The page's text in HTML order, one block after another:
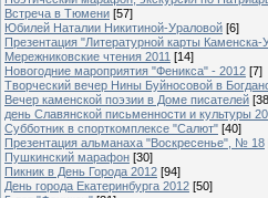
Встреча в Тюмени [57]
Юбилей Наталии Никитиной-Ураловой [6]
Презентация "Литературной карты Каменска-
Мережниковские чтения 2011 [14]
Новогодние мароприятия "Феникса" - 2012 [7]
Творческий вечер Нины Буйносовой в
Вечер каменской поэзии в Доме писателей
день Славянской письменности и культуры
Субботник в спорткомплексе "Салют" [40]
Презентация альманаха "Воскресенье", № 18
Пушкинский марафон [30]
Пикник в День Города 2012 [94]
День города Екатеринбурга 2012 [50]